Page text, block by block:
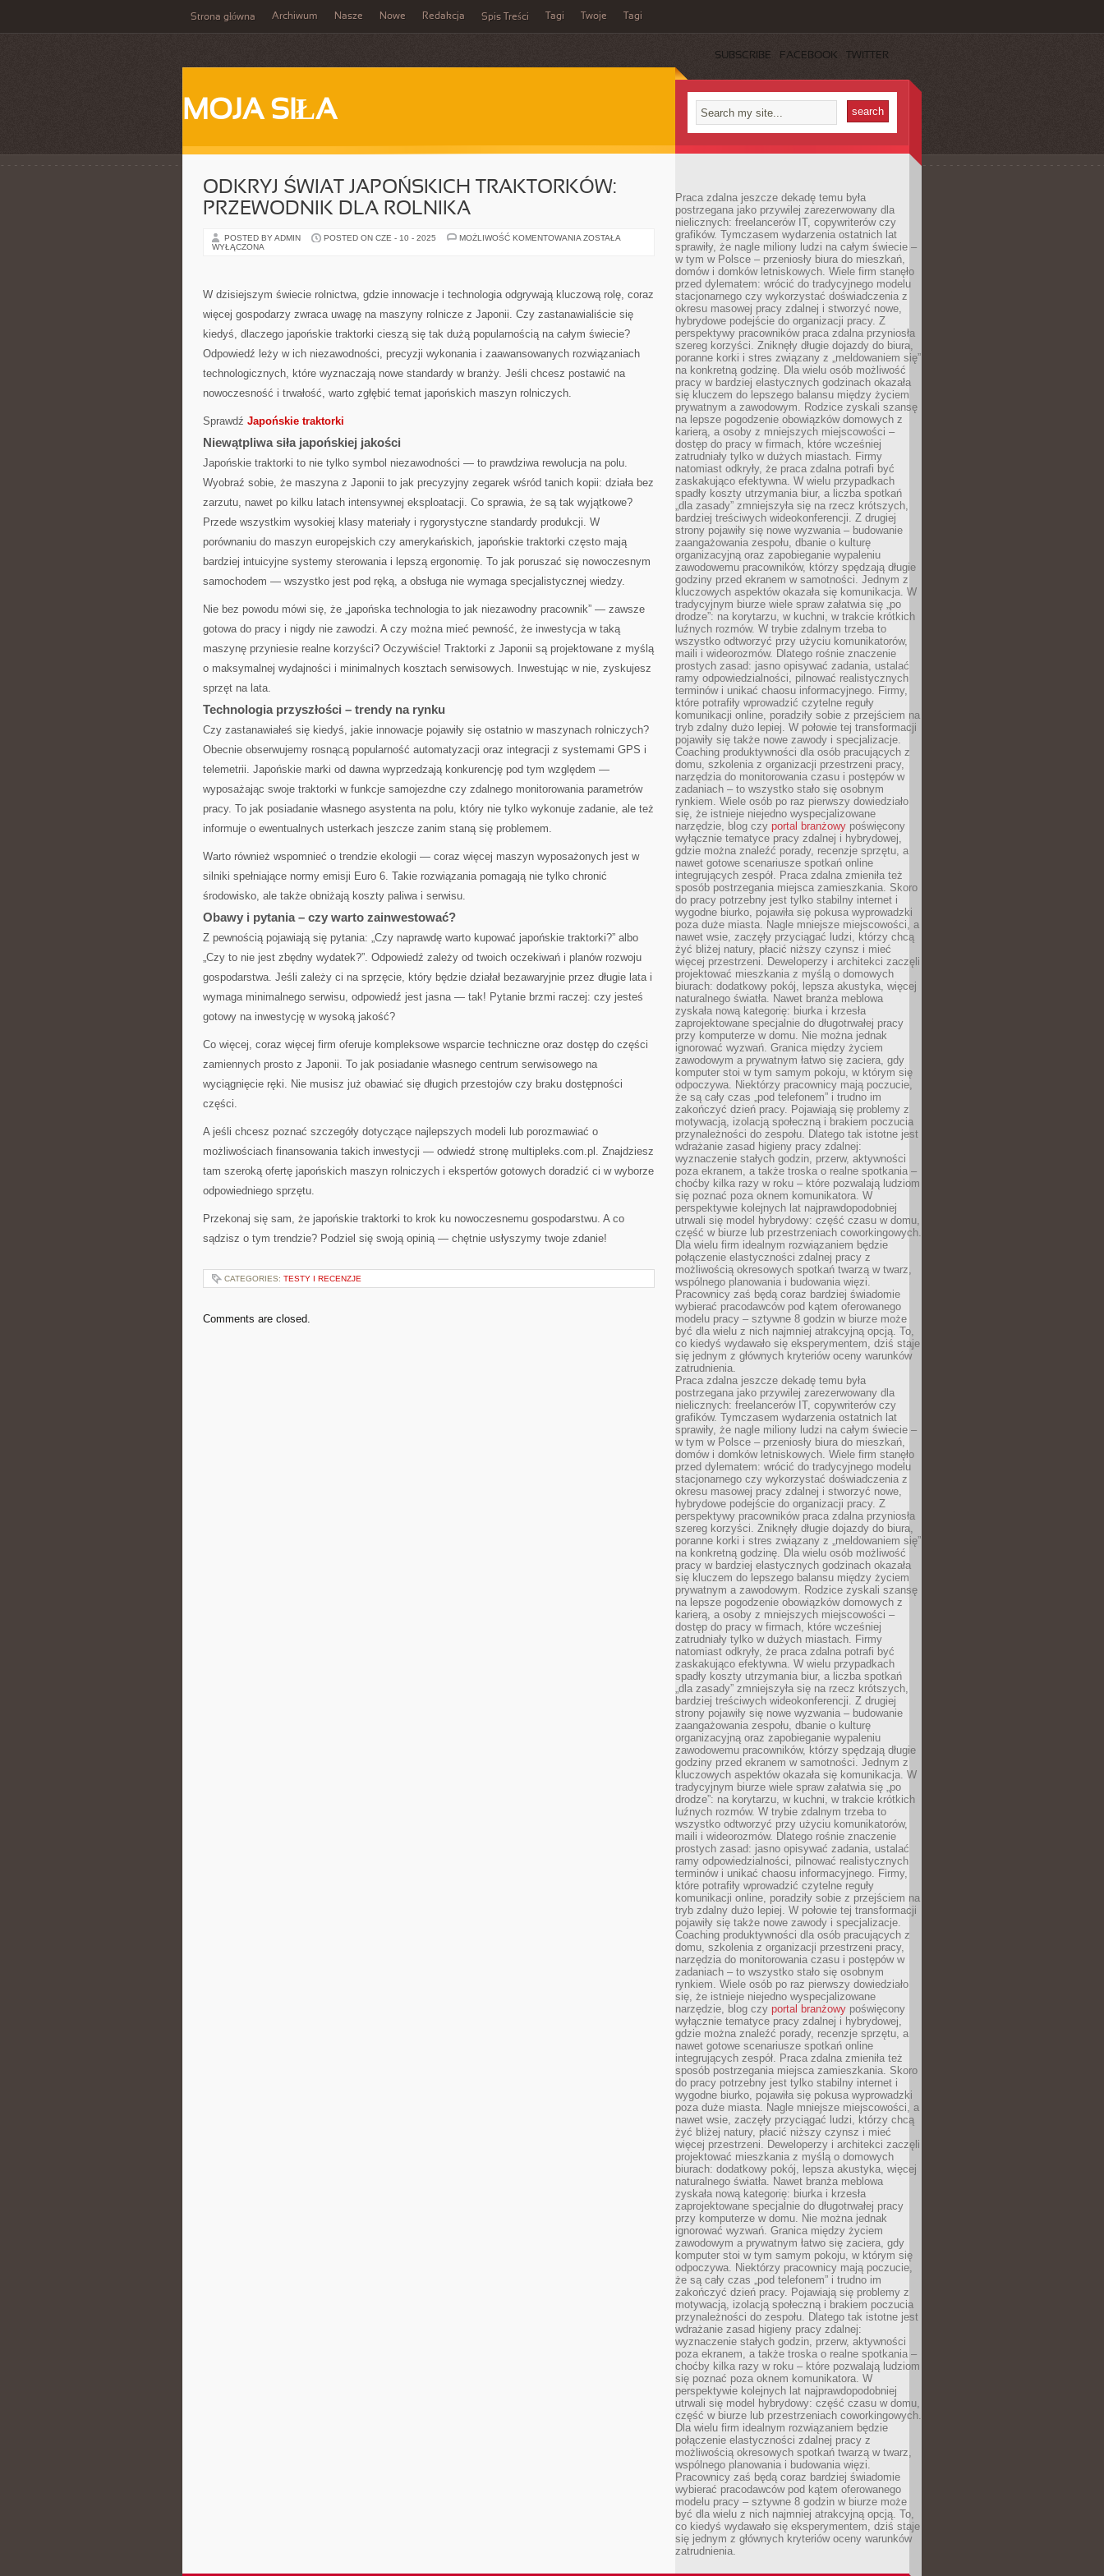
Strona główna Archiwum Nasze Nowe Redakcja Spis Treści Tagi Twoje Tagi
SUBSCRIBE FACEBOOK TWITTER
MOJA SIŁA
ODKRYJ ŚWIAT JAPOŃSKICH TRAKTORKÓW:
PRZEWODNIK DLA ROLNIKA
POSTED BY ADMIN POSTED ON CZE - 10 - 2025 MOŻLIWOŚĆ KOMENTOWANIA ODKRYJ
ROLNIKA
ZOSTAŁA
WYŁĄCZONA
W dzisiejszym świecie rolnictwa, gdzie innowacje i technologia odgrywają kluczową rolę, coraz
więcej gospodarzy zwraca uwagę na maszyny rolnicze z Japonii. Czy zastanawialiście się
kiedyś, dlaczego japońskie traktorki cieszą się tak dużą popularnością na całym świecie?
Odpowiedź leży w ich niezawodności, precyzji wykonania i zaawansowanych rozwiązaniach
technologicznych, które wyznaczają nowe standardy w branży. Jeśli chcesz postawić na
nowoczesność i trwałość, warto zgłębić temat japońskich maszyn rolniczych.
Sprawdź Japońskie traktorki
Niewątpliwa siła japońskiej jakości
Japońskie traktorki to nie tylko symbol niezawodności — to prawdziwa rewolucja na polu.
Wyobraź sobie, że maszyna z Japonii to jak precyzyjny zegarek wśród tanich kopii: działa bez
zarzutu, nawet po kilku latach intensywnej eksploatacji. Co sprawia, że są tak wyjątkowe?
Przede wszystkim wysokiej klasy materiały i rygorystyczne standardy produkcji. W
porównaniu do maszyn europejskich czy amerykańskich, japońskie traktorki często mają
bardziej intuicyjne systemy sterowania i lepszą ergonomię. To jak poruszać się nowoczesnym
samochodem — wszystko jest pod ręką, a obsługa nie wymaga specjalistycznej wiedzy.
Nie bez powodu mówi się, że „japońska technologia to jak niezawodny pracownik” — zawsze
gotowa do pracy i nigdy nie zawodzi. A czy można mieć pewność, że inwestycja w taką
maszynę przyniesie realne korzyści? Oczywiście! Traktorki z Japonii są projektowane z myślą
o maksymalnej wydajności i minimalnych kosztach serwisowych. Inwestując w nie, zyskujesz
sprzęt na lata.
Technologia przyszłości – trendy na rynku
Czy zastanawiałeś się kiedyś, jakie innowacje pojawiły się ostatnio w maszynach rolniczych?
Obecnie obserwujemy rosnącą popularność automatyzacji oraz integracji z systemami GPS i
telemetrii. Japońskie marki od dawna wyprzedzają konkurencję pod tym względem —
wyposażając swoje traktorki w funkcje samojezdne czy zdalnego monitorowania parametrów
pracy. To jak posiadanie własnego asystenta na polu, który nie tylko wykonuje zadanie, ale też
informuje o ewentualnych usterkach jeszcze zanim staną się problemem.
Warto również wspomnieć o trendzie ekologii — coraz więcej maszyn wyposażonych jest w
silniki spełniające normy emisji Euro 6. Takie rozwiązania pomagają nie tylko chronić
środowisko, ale także obniżają koszty paliwa i serwisu.
Obawy i pytania – czy warto zainwestować?
Z pewnością pojawiają się pytania: „Czy naprawdę warto kupować japońskie traktorki?” albo
„Czy to nie jest zbędny wydatek?”. Odpowiedź zależy od twoich oczekiwań i planów rozwoju
gospodarstwa. Jeśli zależy ci na sprzęcie, który będzie działał bezawaryjnie przez długie lata i
wymaga minimalnego serwisu, odpowiedź jest jasna — tak! Pytanie brzmi raczej: czy jesteś
gotowy na inwestycję w wysoką jakość?
Co więcej, coraz więcej firm oferuje kompleksowe wsparcie techniczne oraz dostęp do części
zamiennych prosto z Japonii. To jak posiadanie własnego centrum serwisowego na
wyciągnięcie ręki. Nie musisz już obawiać się długich przestojów czy braku dostępności
części.
A jeśli chcesz poznać szczegóły dotyczące najlepszych modeli lub porozmawiać o
możliwościach finansowania takich inwestycji — odwiedź stronę multipleks.com.pl. Znajdziesz
tam szeroką ofertę japońskich maszyn rolniczych i ekspertów gotowych doradzić ci w wyborze
odpowiedniego sprzętu.
Przekonaj się sam, że japońskie traktorki to krok ku nowoczesnemu gospodarstwu. A co
sądzisz o tym trendzie? Podziel się swoją opinią — chętnie usłyszymy twoje zdanie!
CATEGORIES: TESTY I RECENZJE
Comments are closed.
Praca zdalna jeszcze dekadę temu była
postrzegana jako przywilej zarezerwowany dla
nielicznych: freelancerów IT, copywriterów czy
grafików. Tymczasem wydarzenia ostatnich lat
sprawiły, że nagle miliony ludzi na całym świecie –
w tym w Polsce – przeniosły biura do mieszkań,
domów i domków letniskowych. Wiele firm stanęło
przed dylematem: wrócić do tradycyjnego modelu
stacjonarnego czy wykorzystać doświadczenia z
okresu masowej pracy zdalnej i stworzyć nowe,
hybrydowe podejście do organizacji pracy. Z
perspektywy pracowników praca zdalna przyniosła
szereg korzyści. Zniknęły długie dojazdy do biura,
poranne korki i stres związany z „meldowaniem się”
na konkretną godzinę. Dla wielu osób możliwość
pracy w bardziej elastycznych godzinach okazała
się kluczem do lepszego balansu między życiem
prywatnym a zawodowym. Rodzice zyskali szansę
na lepsze pogodzenie obowiązków domowych z
karierą, a osoby z mniejszych miejscowości –
dostęp do pracy w firmach, które wcześniej
zatrudniały tylko w dużych miastach. Firmy
natomiast odkryły, że praca zdalna potrafi być
zaskakująco efektywna. W wielu przypadkach
spadły koszty utrzymania biur, a liczba spotkań
„dla zasady” zmniejszyła się na rzecz krótszych,
bardziej treściwych wideokonferencji. Z drugiej
strony pojawiły się nowe wyzwania – budowanie
zaangażowania zespołu, dbanie o kulturę
organizacyjną oraz zapobieganie wypaleniu
zawodowemu pracowników, którzy spędzają długie
godziny przed ekranem w samotności. Jednym z
kluczowych aspektów okazała się komunikacja. W
tradycyjnym biurze wiele spraw załatwia się „po
drodze”: na korytarzu, w kuchni, w trakcie krótkich
luźnych rozmów. W trybie zdalnym trzeba to
wszystko odtworzyć przy użyciu komunikatorów,
maili i wideorozmów. Dlatego rośnie znaczenie
prostych zasad: jasno opisywać zadania, ustalać
ramy odpowiedzialności, pilnować realistycznych
terminów i unikać chaosu informacyjnego. Firmy,
które potrafiły wprowadzić czytelne reguły
komunikacji online, poradziły sobie z przejściem na
tryb zdalny dużo lepiej. W połowie tej transformacji
pojawiły się także nowe zawody i specjalizacje.
Coaching produktywności dla osób pracujących z
domu, szkolenia z organizacji przestrzeni pracy,
narzędzia do monitorowania czasu i postępów w
zadaniach – to wszystko stało się osobnym
rynkiem. Wiele osób po raz pierwszy dowiedziało
się, że istnieje niejedno wyspecjalizowane
narzędzie, blog czy portal branżowy poświęcony
wyłącznie tematyce pracy zdalnej i hybrydowej,
gdzie można znaleźć porady, recenzje sprzętu, a
nawet gotowe scenariusze spotkań online
integrujących zespół. Praca zdalna zmieniła też
sposób postrzegania miejsca zamieszkania. Skoro
do pracy potrzebny jest tylko stabilny internet i
wygodne biurko, pojawiła się pokusa wyprowadzki
poza duże miasta. Nagle mniejsze miejscowości, a
nawet wsie, zaczęły przyciągać ludzi, którzy chcą
żyć bliżej natury, płacić niższy czynsz i mieć
więcej przestrzeni. Deweloperzy i architekci zaczęli
projektować mieszkania z myślą o domowych
biurach: dodatkowy pokój, lepsza akustyka, więcej
naturalnego światła. Nawet branża meblowa
zyskała nową kategorię: biurka i krzesła
zaprojektowane specjalnie do długotrwałej pracy
przy komputerze w domu. Nie można jednak
ignorować wyzwań. Granica między życiem
zawodowym a prywatnym łatwo się zaciera, gdy
komputer stoi w tym samym pokoju, w którym się
odpoczywa. Niektórzy pracownicy mają poczucie,
że są cały czas „pod telefonem” i trudno im
zakończyć dzień pracy. Pojawiają się problemy z
motywacją, izolacją społeczną i brakiem poczucia
przynależności do zespołu. Dlatego tak istotne jest
wdrażanie zasad higieny pracy zdalnej:
wyznaczenie stałych godzin, przerw, aktywności
poza ekranem, a także troska o realne spotkania –
choćby kilka razy w roku – które pozwalają ludziom
się poznać poza oknem komunikatora. W
perspektywie kolejnych lat najprawdopodobniej
utrwali się model hybrydowy: część czasu w domu,
część w biurze lub przestrzeniach coworkingowych.
Dla wielu firm idealnym rozwiązaniem będzie
połączenie elastyczności zdalnej pracy z
możliwością okresowych spotkań twarzą w twarz,
wspólnego planowania i budowania więzi.
Pracownicy zaś będą coraz bardziej świadomie
wybierać pracodawców pod kątem oferowanego
modelu pracy – sztywne 8 godzin w biurze może
być dla wielu z nich najmniej atrakcyjną opcją. To,
co kiedyś wydawało się eksperymentem, dziś staje
się jednym z głównych kryteriów oceny warunków
zatrudnienia.
Praca zdalna jeszcze dekadę temu była
postrzegana jako przywilej zarezerwowany dla
nielicznych: freelancerów IT, copywriterów czy
grafików. Tymczasem wydarzenia ostatnich lat
sprawiły, że nagle miliony ludzi na całym świecie –
w tym w Polsce – przeniosły biura do mieszkań,
domów i domków letniskowych. Wiele firm stanęło
przed dylematem: wrócić do tradycyjnego modelu
stacjonarnego czy wykorzystać doświadczenia z
okresu masowej pracy zdalnej i stworzyć nowe,
hybrydowe podejście do organizacji pracy. Z
perspektywy pracowników praca zdalna przyniosła
szereg korzyści. Zniknęły długie dojazdy do biura,
poranne korki i stres związany z „meldowaniem się”
na konkretną godzinę. Dla wielu osób możliwość
pracy w bardziej elastycznych godzinach okazała
się kluczem do lepszego balansu między życiem
prywatnym a zawodowym. Rodzice zyskali szansę
na lepsze pogodzenie obowiązków domowych z
karierą, a osoby z mniejszych miejscowości –
dostęp do pracy w firmach, które wcześniej
zatrudniały tylko w dużych miastach. Firmy
natomiast odkryły, że praca zdalna potrafi być
zaskakująco efektywna. W wielu przypadkach
spadły koszty utrzymania biur, a liczba spotkań
„dla zasady” zmniejszyła się na rzecz krótszych,
bardziej treściwych wideokonferencji. Z drugiej
strony pojawiły się nowe wyzwania – budowanie
zaangażowania zespołu, dbanie o kulturę
organizacyjną oraz zapobieganie wypaleniu
zawodowemu pracowników, którzy spędzają długie
godziny przed ekranem w samotności. Jednym z
kluczowych aspektów okazała się komunikacja. W
tradycyjnym biurze wiele spraw załatwia się „po
drodze”: na korytarzu, w kuchni, w trakcie krótkich
luźnych rozmów. W trybie zdalnym trzeba to
wszystko odtworzyć przy użyciu komunikatorów,
maili i wideorozmów. Dlatego rośnie znaczenie
prostych zasad: jasno opisywać zadania, ustalać
ramy odpowiedzialności, pilnować realistycznych
terminów i unikać chaosu informacyjnego. Firmy,
które potrafiły wprowadzić czytelne reguły
komunikacji online, poradziły sobie z przejściem na
tryb zdalny dużo lepiej. W połowie tej transformacji
pojawiły się także nowe zawody i specjalizacje.
Coaching produktywności dla osób pracujących z
domu, szkolenia z organizacji przestrzeni pracy,
narzędzia do monitorowania czasu i postępów w
zadaniach – to wszystko stało się osobnym
rynkiem. Wiele osób po raz pierwszy dowiedziało
się, że istnieje niejedno wyspecjalizowane
narzędzie, blog czy portal branżowy poświęcony
wyłącznie tematyce pracy zdalnej i hybrydowej,
gdzie można znaleźć porady, recenzje sprzętu, a
nawet gotowe scenariusze spotkań online
integrujących zespół. Praca zdalna zmieniła też
sposób postrzegania miejsca zamieszkania. Skoro
do pracy potrzebny jest tylko stabilny internet i
wygodne biurko, pojawiła się pokusa wyprowadzki
poza duże miasta. Nagle mniejsze miejscowości, a
nawet wsie, zaczęły przyciągać ludzi, którzy chcą
żyć bliżej natury, płacić niższy czynsz i mieć
więcej przestrzeni. Deweloperzy i architekci zaczęli
projektować mieszkania z myślą o domowych
biurach: dodatkowy pokój, lepsza akustyka, więcej
naturalnego światła. Nawet branża meblowa
zyskała nową kategorię: biurka i krzesła
zaprojektowane specjalnie do długotrwałej pracy
przy komputerze w domu. Nie można jednak
ignorować wyzwań. Granica między życiem
zawodowym a prywatnym łatwo się zaciera, gdy
komputer stoi w tym samym pokoju, w którym się
odpoczywa. Niektórzy pracownicy mają poczucie,
że są cały czas „pod telefonem” i trudno im
zakończyć dzień pracy. Pojawiają się problemy z
motywacją, izolacją społeczną i brakiem poczucia
przynależności do zespołu. Dlatego tak istotne jest
wdrażanie zasad higieny pracy zdalnej:
wyznaczenie stałych godzin, przerw, aktywności
poza ekranem, a także troska o realne spotkania –
choćby kilka razy w roku – które pozwalają ludziom
się poznać poza oknem komunikatora. W
perspektywie kolejnych lat najprawdopodobniej
utrwali się model hybrydowy: część czasu w domu,
część w biurze lub przestrzeniach coworkingowych.
Dla wielu firm idealnym rozwiązaniem będzie
połączenie elastyczności zdalnej pracy z
możliwością okresowych spotkań twarzą w twarz,
wspólnego planowania i budowania więzi.
Pracownicy zaś będą coraz bardziej świadomie
wybierać pracodawców pod kątem oferowanego
modelu pracy – sztywne 8 godzin w biurze może
być dla wielu z nich najmniej atrakcyjną opcją. To,
co kiedyś wydawało się eksperymentem, dziś staje
się jednym z głównych kryteriów oceny warunków
zatrudnienia.